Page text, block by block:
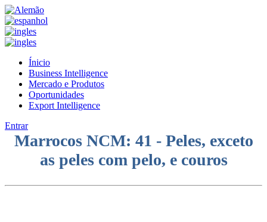
Ínicio
Business Intelligence
Mercado e Produtos
Oportunidades
Export Intelligence
Entrar
Marrocos NCM: 41 - Peles, exceto
as peles com pelo, e couros